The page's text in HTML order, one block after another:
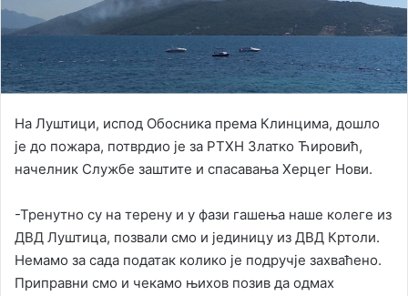
На Луштици, испод Обосника према Клинцима, дошло
је до пожара, потврдио је за РТХН Златко Ћировић,
начелник Службе заштите и спасавања Херцег Нови.
-Тренутно су на терену и у фази гашења наше колеге из
ДВД Луштица, позвали смо и јединицу из ДВД Кртоли.
Немамо за сада податак колико је подручје захваћено.
Приправни смо и чекамо њихов позив да одмах